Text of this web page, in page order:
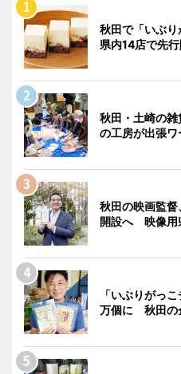
秋田で「いぶ
県内14店で先
秋田・土崎の
の工房が出張
秋田の映画監
開設へ 映像用
「いぶりがっ
万個に 秋田の